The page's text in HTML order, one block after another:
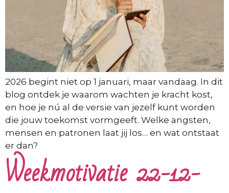
2026 begint niet op 1 januari, maar vandaag. In dit
blog ontdek je waarom wachten je kracht kost,
en hoe je nú al de versie van jezelf kunt worden
die jouw toekomst vormgeeft. Welke angsten,
mensen en patronen laat jij los… en wat ontstaat
er dan?
Weekmotivatie 22-12-